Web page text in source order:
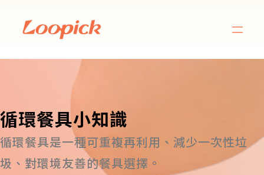
循環餐具小知識
循環餐具是一種可重複再利用、減少一次性垃
圾、對環境友善的餐具選擇。